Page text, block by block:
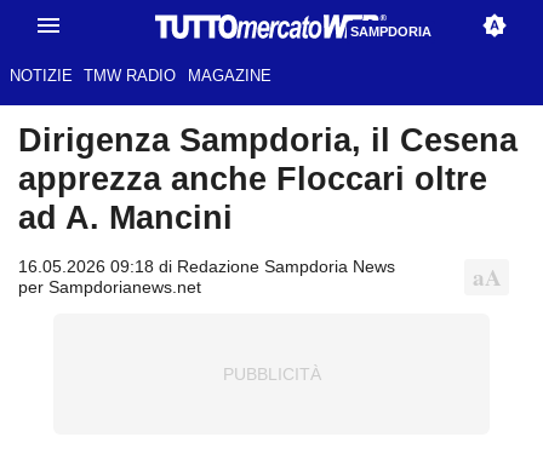
SAMPDORIA
NOTIZIE TMW RADIO MAGAZINE
Dirigenza Sampdoria, il Cesena
apprezza anche Floccari oltre
ad A. Mancini
16.05.2026 09:18 di Redazione Sampdoria News
per Sampdorianews.net